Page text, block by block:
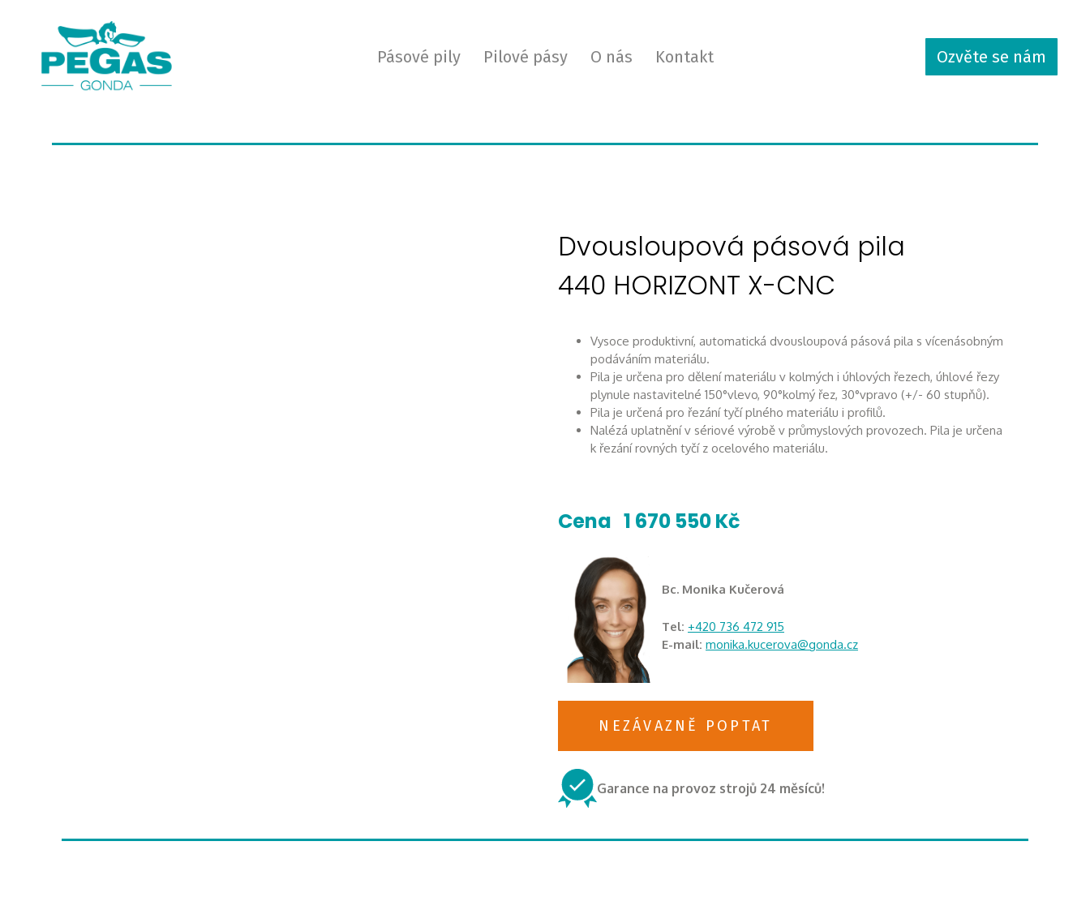
Pásové pily Pilové pásy O nás Kontakt Ozvěte se nám
Dvousloupová pásová pila
440 HORIZONT X-CNC
Vysoce produktivní, automatická dvousloupová pásová pila s vícenásobným
podáváním materiálu.
Pila je určena pro dělení materiálu v kolmých i úhlových řezech, úhlové řezy
plynule nastavitelné 150°vlevo, 90°kolmý řez, 30°vpravo (+/- 60 stupňů).
Pila je určená pro řezání tyčí plného materiálu i profilů.
Nalézá uplatnění v sériové výrobě v průmyslových provozech. Pila je určena
k řezání rovných tyčí z ocelového materiálu.
Cena 1 670 550 Kč
Bc. Monika Kučerová
Tel: +420 736 472 915
E-mail: monika.kucerova@gonda.cz
NEZÁVAZNĚ POPTAT
Garance na provoz strojů 24 měsíců!